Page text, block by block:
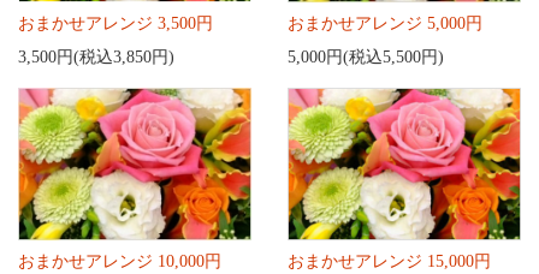
おまかせアレンジ 3,500円
3,500円(税込3,850円)
おまかせアレンジ 5,000円
5,000円(税込5,500円)
おまかせアレンジ 10,000円
おまかせアレンジ 15,000円